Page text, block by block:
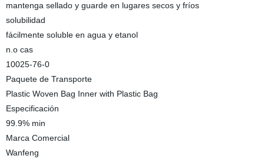
mantenga sellado y guarde en lugares secos y fríos
solubilidad
fácilmente soluble en agua y etanol
n.o cas
10025-76-0
Paquete de Transporte
Plastic Woven Bag Inner with Plastic Bag
Especificación
99.9% min
Marca Comercial
Wanfeng